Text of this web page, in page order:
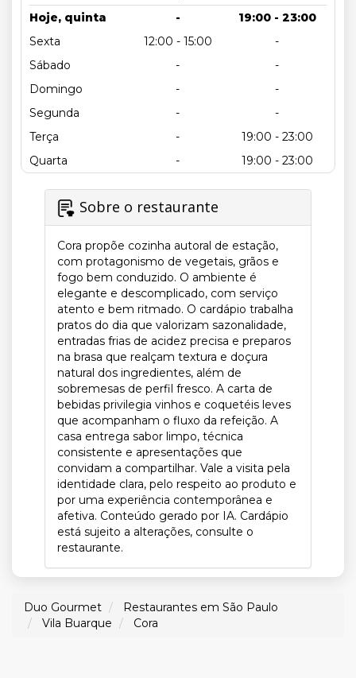
Hoje, quinta
-
19:00 - 23:00
Sexta
12:00 - 15:00
-
Sábado
-
-
Domingo
-
-
Segunda
-
-
Terça
-
19:00 - 23:00
Quarta
- 19:00 - 23:00
Sobre o restaurante
Cora propõe cozinha autoral de estação,
com protagonismo de vegetais, grãos e
fogo bem conduzido. O ambiente é
elegante e descomplicado, com serviço
atento e bem ritmado. O cardápio trabalha
pratos do dia que valorizam sazonalidade,
entradas frias de acidez precisa e preparos
na brasa que realçam textura e doçura
natural dos ingredientes, além de
sobremesas de perfil fresco. A carta de
bebidas privilegia vinhos e coquetéis leves
que acompanham o fluxo da refeição. A
casa entrega sabor limpo, técnica
consistente e apresentações que
convidam a compartilhar. Vale a visita pela
identidade clara, pelo respeito ao produto e
por uma experiência contemporânea e
afetiva. Conteúdo gerado por IA. Cardápio
está sujeito a alterações, consulte o
restaurante.
Duo Gourmet
Restaurantes em São Paulo
Vila Buarque
Cora